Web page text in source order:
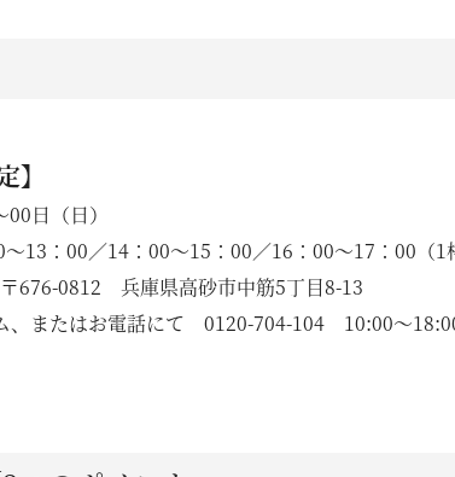
り
施工事例
ラインナップ
オーダーメイド住宅
】
日（日）
13：00／14：00〜15：00／16：00〜17：00（1
676-0812 兵庫県高砂市中筋5丁目8-13
、またはお電話にて 0120-704-104 10:00〜